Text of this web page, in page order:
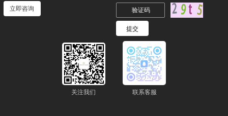
立即咨询
关注我们 联系客服